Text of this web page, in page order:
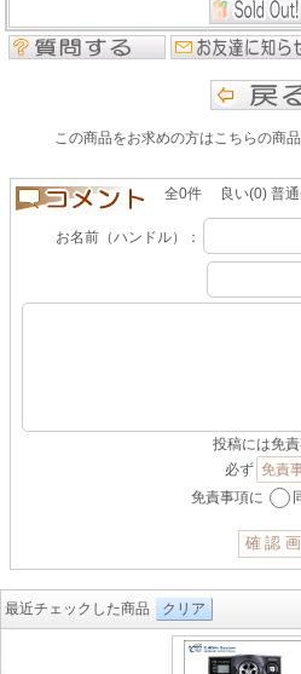
この商品をお求めの方はこちらの商
全0件 良い(0) 普通
お名前（ハンドル）：
投稿には免
必ず 免責
免責事項に
最近チェックした商品 クリア